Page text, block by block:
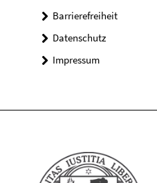
Barrierefreiheit
Datenschutz
Impressum